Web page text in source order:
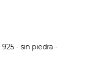
- sin piedra -